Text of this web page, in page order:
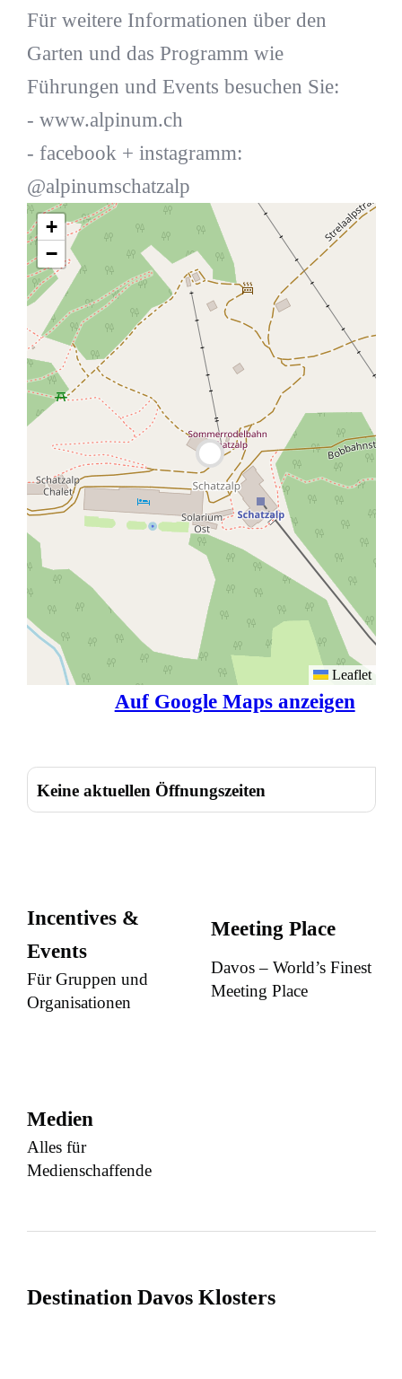
Für weitere Informationen über den
Garten und das Programm wie
Führungen und Events besuchen Sie:
- www.alpinum.ch
- facebook + instagramm:
@alpinumschatzalp
+
−
Leaflet
Auf Google Maps anzeigen
Keine aktuellen Öffnungszeiten
Incentives &
Events
Für Gruppen und
Organisationen
Meeting Place
Davos – World’s Finest
Meeting Place
Medien
Alles für
Medienschaffende
Destination Davos Klosters